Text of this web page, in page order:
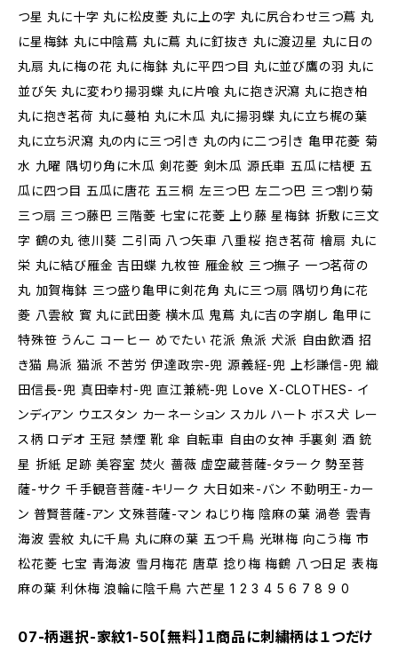
つ星 丸に十字 丸に松皮菱 丸に上の字 丸に尻合わせ三つ蔦 丸
に星梅鉢 丸に中陰蔦 丸に蔦 丸に釘抜き 丸に渡辺星 丸に日の
丸扇 丸に梅の花 丸に梅鉢 丸に平四つ目 丸に並び鷹の羽 丸に
並び矢 丸に変わり揚羽蝶 丸に片喰 丸に抱き沢瀉 丸に抱き柏
丸に抱き茗荷 丸に蔓柏 丸に木瓜 丸に揚羽蝶 丸に立ち梶の葉
丸に立ち沢瀉 丸の内に三つ引き 丸の内に二つ引き 亀甲花菱 菊
水 九曜 隅切り角に木瓜 剣花菱 剣木瓜 源氏車 五瓜に桔梗 五
瓜に四つ目 五瓜に唐花 五三桐 左三つ巴 左二つ巴 三つ割り菊
三つ扇 三つ藤巴 三階菱 七宝に花菱 上り藤 星梅鉢 折敷に三文
字 鶴の丸 徳川葵 二引両 八つ矢車 八重桜 抱き茗荷 檜扇 丸に
栄 丸に結び雁金 吉田蝶 九枚笹 雁金紋 三つ撫子 一つ茗荷の
丸 加賀梅鉢 三つ盛り亀甲に剣花角 丸に三つ扇 隅切り角に花
菱 八雲紋 寳 丸に武田菱 横木瓜 鬼蔦 丸に吉の字崩し 亀甲に
特殊笹 うんこ コーヒー めでたい 花派 魚派 犬派 自由飲酒 招
き猫 鳥派 猫派 不苦労 伊達政宗-兜 源義経-兜 上杉謙信-兜 織
田信長-兜 真田幸村-兜 直江兼続-兜 Love X-CLOTHES- イ
ンディアン ウエスタン カーネーション スカル ハート ボス犬 レー
ス柄 ロデオ 王冠 禁煙 靴 傘 自転車 自由の女神 手裏剣 酒 銃
星 折紙 足跡 美容室 焚火 薔薇 虚空蔵菩薩-タラーク 勢至菩
薩-サク 千手観音菩薩-キリーク 大日如来-バン 不動明王-カー
ン 普賢菩薩-アン 文殊菩薩-マン ねじり梅 陰麻の葉 渦巻 雲青
海波 雲紋 丸に千鳥 丸に麻の葉 五つ千鳥 光琳梅 向こう梅 市
松花菱 七宝 青海波 雪月梅花 唐草 捻り梅 梅鶴 八つ日足 表梅
麻の葉 利休梅 浪輪に陰千鳥 六芒星 1 2 3 4 5 6 7 8 9 0
07-柄選択-家紋1-50【無料】１商品に刺繍柄は１つだけ